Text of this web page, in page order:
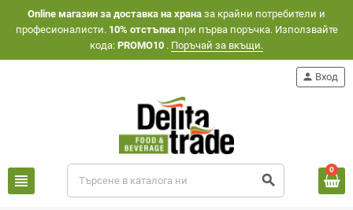
Оnline магазин за доставка на храна за крайни потребители и
професионалисти. 10% отстъпкапри първа поръчка. Използвайте
кода: PROMO10 . Поръчай за вкъщи.
view_headline search
person Вход
0